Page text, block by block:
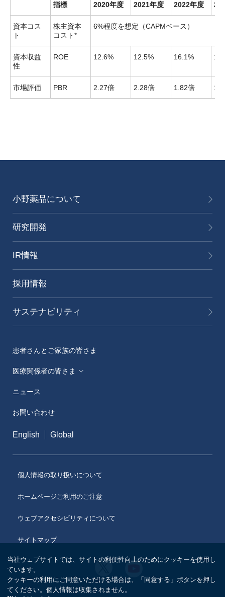
指標 2020年度 2021年度 2022年度
資本コス
ト
株主資本
コスト*
6%程度を想定（CAPMベース）
資本収益
性
ROE 12.6% 12.5% 16.1%
市場評価 PBR 2.27倍 2.28倍 1.82倍
小野薬品について
研究開発
IR情報
採用情報
サステナビリティ
患者さんとご家族の皆さま
医療関係者の皆さま
MA）
医療従事者向けサイト（ONOメディカルナビ）
医薬・薬学研究支援
ニュース
お問い合わせ
English Global
個人情報の取り扱いについて
ホームページご利用のご注意
ウェブアクセシビリティについて
サイトマップ
薬
品
野
薬
当社ウェブサイトでは、サイトの利便性向上のためにクッキーを使用し
ています。
クッキーの利用にご同意いただける場合は、「同意する」ボタンを押し
てください。個人情報は収集されません。